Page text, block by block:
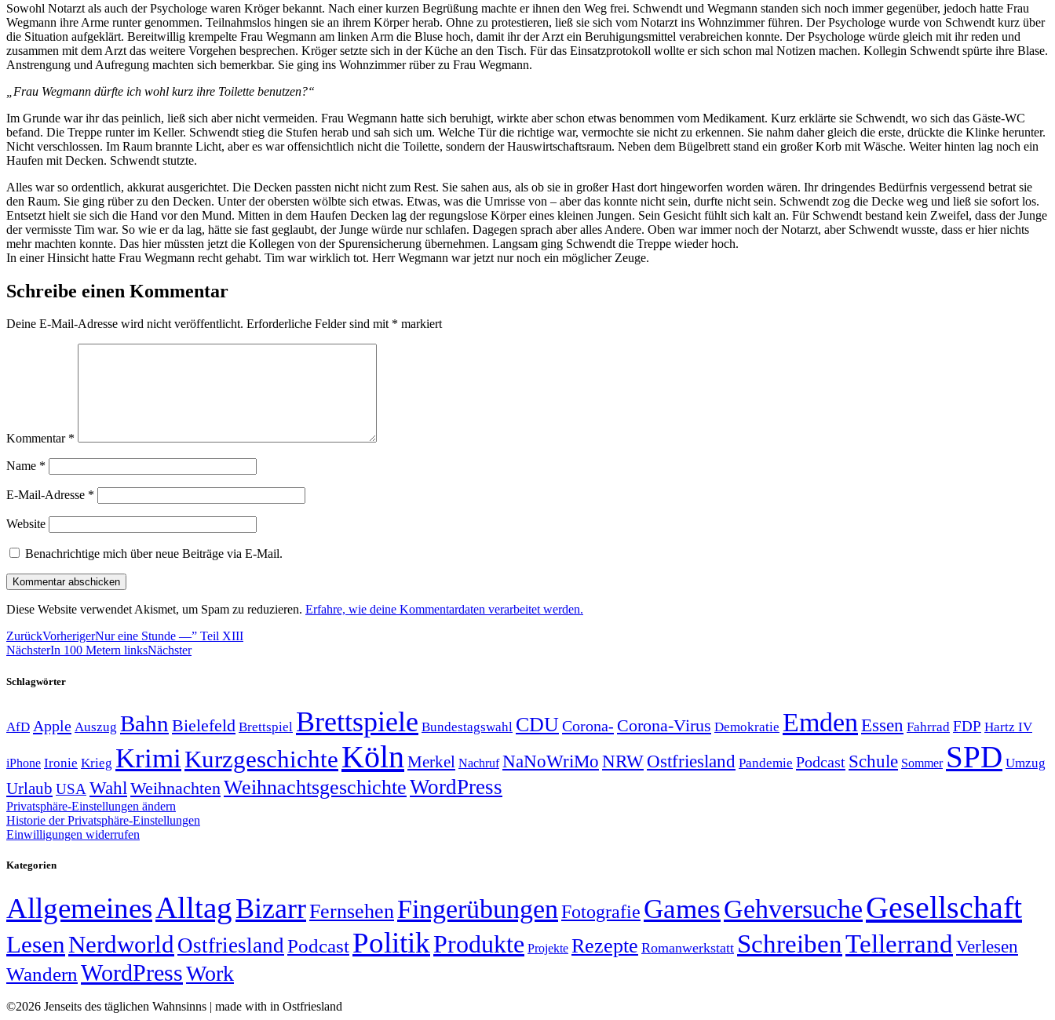
Sowohl Notarzt als auch der Psychologe waren Kröger bekannt. Nach einer kurzen Begrüßung machte er ihnen den Weg frei. Schwendt und Wegmann standen sich noch immer gegenüber, jedoch hatte Frau
Wegmann ihre Arme runter genommen. Teilnahmslos hingen sie an ihrem Körper herab. Ohne zu protestieren, ließ sie sich vom Notarzt ins Wohnzimmer führen. Der Psychologe wurde von Schwendt kurz über
die Situation aufgeklärt. Bereitwillig krempelte Frau Wegmann am linken Arm die Bluse hoch, damit ihr der Arzt ein Beruhigungsmittel verabreichen konnte. Der Psychologe würde gleich mit ihr reden und
zusammen mit dem Arzt das weitere Vorgehen besprechen. Kröger setzte sich in der Küche an den Tisch. Für das Einsatzprotokoll wollte er sich schon mal Notizen machen. Kollegin Schwendt spürte ihre Blase.
Anstrengung und Aufregung machten sich bemerkbar. Sie ging ins Wohnzimmer rüber zu Frau Wegmann.
„Frau Wegmann dürfte ich wohl kurz ihre Toilette benutzen?“
Im Grunde war ihr das peinlich, ließ sich aber nicht vermeiden. Frau Wegmann hatte sich beruhigt, wirkte aber schon etwas benommen vom Medikament. Kurz erklärte sie Schwendt, wo sich das Gäste-WC
befand. Die Treppe runter im Keller. Schwendt stieg die Stufen herab und sah sich um. Welche Tür die richtige war, vermochte sie nicht zu erkennen. Sie nahm daher gleich die erste, drückte die Klinke herunter.
Nicht verschlossen. Im Raum brannte Licht, aber es war offensichtlich nicht die Toilette, sondern der Hauswirtschaftsraum. Neben dem Bügelbrett stand ein großer Korb mit Wäsche. Weiter hinten lag noch ein
Haufen mit Decken. Schwendt stutzte.
Alles war so ordentlich, akkurat ausgerichtet. Die Decken passten nicht nicht zum Rest. Sie sahen aus, als ob sie in großer Hast dort hingeworfen worden wären. Ihr dringendes Bedürfnis vergessend betrat sie
den Raum. Sie ging rüber zu den Decken. Unter der obersten wölbte sich etwas. Etwas, was die Umrisse von – aber das konnte nicht sein, durfte nicht sein. Schwendt zog die Decke weg und ließ sie sofort los.
Entsetzt hielt sie sich die Hand vor den Mund. Mitten in dem Haufen Decken lag der regungslose Körper eines kleinen Jungen. Sein Gesicht fühlt sich kalt an. Für Schwendt bestand kein Zweifel, dass der Junge
der vermisste Tim war. So wie er da lag, hätte sie fast geglaubt, der Junge würde nur schlafen. Dagegen sprach aber alles Andere. Oben war immer noch der Notarzt, aber Schwendt wusste, dass er hier nichts
mehr machten konnte. Das hier müssten jetzt die Kollegen von der Spurensicherung übernehmen. Langsam ging Schwendt die Treppe wieder hoch.
In einer Hinsicht hatte Frau Wegmann recht gehabt. Tim war wirklich tot. Herr Wegmann war jetzt nur noch ein möglicher Zeuge.
Schreibe einen Kommentar
Deine E-Mail-Adresse wird nicht veröffentlicht. Erforderliche Felder sind mit * markiert
Kommentar *
Name *
E-Mail-Adresse *
Website
Benachrichtige mich über neue Beiträge via E-Mail.
Diese Website verwendet Akismet, um Spam zu reduzieren. Erfahre, wie deine Kommentardaten verarbeitet werden.
ZurückVorherigerNur eine Stunde —” Teil XIII
NächsterIn 100 Metern linksNächster
Schlagwörter
AfD Apple Auszug Bahn Bielefeld Brettspiel Brettspiele Bundestagswahl CDUCorona- Corona-Virus Demokratie Emden Essen Fahrrad FDP Hartz IV
iPhone Ironie Krieg KrimiKurzgeschichteKöln Merkel Nachruf NaNoWriMo NRWOstfriesland Pandemie Podcast Schule Sommer SPD Umzug
Urlaub USA Wahl Weihnachten WeihnachtsgeschichteWordPress
Privatsphäre-Einstellungen ändern
Historie der Privatsphäre-Einstellungen
Einwilligungen widerrufen
Kategorien
AllgemeinesAlltagBizarrFernsehenFingerübungen Fotografie GamesGehversucheGesellschaft
LesenNerdworld OstfrieslandPodcastPolitikProdukte Projekte Rezepte Romanwerkstatt SchreibenTellerrand Verlesen
Wandern WordPressWork
©2026 Jenseits des täglichen Wahnsinns | made with in Ostfriesland